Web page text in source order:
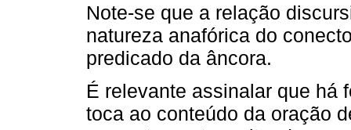
Note-se que a relação
natureza anafórica do
predicado da âncora.
É relevante assinalar que há
toca ao conteúdo da oração